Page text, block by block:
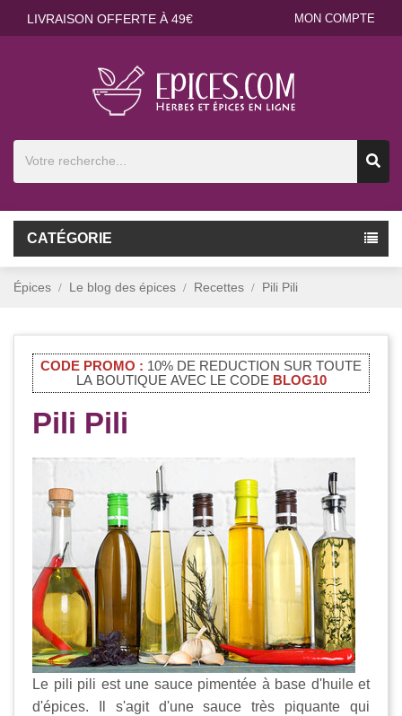
LIVRAISON OFFERTE À 49€ MON COMPTE
CATÉGORIE
Épices Le blog des épices Recettes Pili Pili
CODE PROMO : 10% DE REDUCTION SUR TOUTE
LA BOUTIQUE AVEC LE CODE BLOG10
Pili Pili
Le pili pili est une sauce pimentée à base d'huile et
d'épices. Il s'agit d'une sauce très piquante qui